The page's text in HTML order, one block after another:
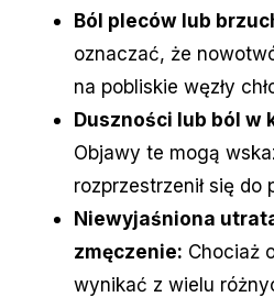
Ból pleców lub
oznaczać, że
na pobliskie węzły
Duszności lub ból w
Objawy te mogą
rozprzestrzenił się do
Niewyjaśniona
zmęczenie: Chociaż
wynikać z wielu